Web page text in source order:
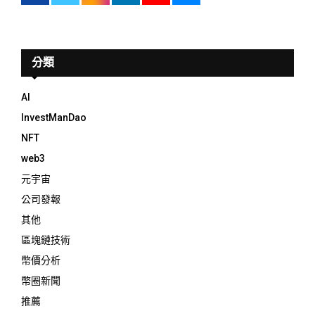
分類
AI
InvestManDao
NFT
web3
元宇宙
公司發報
其他
區塊鏈技術
幣價分析
幣圈新聞
推薦